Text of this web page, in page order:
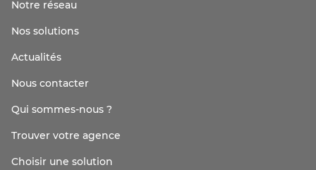
Notre réseau
Nos solutions
Actualités
Nous contacter
Qui sommes-nous ?
Trouver votre agence
Choisir une solution